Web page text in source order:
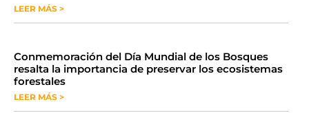
LEER MÁS >
Conmemoración del Día Mundial de los Bosques
resalta la importancia de preservar los ecosistemas
forestales
LEER MÁS >